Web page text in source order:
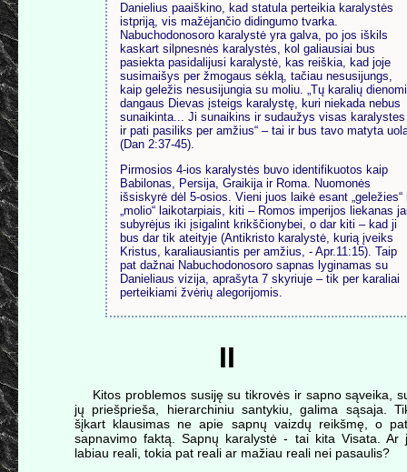
Danielius paaiškino, kad statula perteikia karalystės
istpriją, vis mažėjančio didingumo tvarka.
Nabuchodonosoro karalystė yra galva, po jos iškils
kaskart silpnesnės karalystės, kol galiausiai bus
pasiekta pasidalijusi karalystė, kas reiškia, kad joje
susimaišys per žmogaus sėklą, tačiau nesusijungs,
kaip geležis nesusijungia su moliu. „Tų karalių
dangaus Dievas įsteigs karalystę, kuri niekada nebus
sunaikinta... Ji sunaikins ir sudaužys visas karalystes
ir pati pasiliks per amžius“ – tai ir bus tavo matyta
(Dan 2:37-45).
Pirmosios 4-ios karalystės buvo identifikuotos kaip
Babilonas, Persija, Graikija ir Roma. Nuomonės
išsiskyrė dėl 5-osios. Vieni juos laikė esant „geležies“
„molio“ laikotarpiais, kiti – Romos imperijos liekanas
subyrėjus iki įsigalint krikščionybei, o dar kiti – kad ji
bus dar tik ateityje (Antikristo karalystė, kurią įveiks
Kristus, karaliausiantis per amžius, - Apr.11:15). Taip
pat dažnai Nabuchodonosoro sapnas lyginamas su
Danieliaus vizija, aprašyta 7 skyriuje – tik per karaliai
perteikiami žvėrių alegorijomis.
II
Kitos problemos susiję su tikrovės ir sapno sąveika,
jų priešprieša, hierarchiniu santykiu, galima sąsaja.
šįkart klausimas ne apie sapnų vaizdų reikšmę, o
sapnavimo faktą. Sapnų karalystė - tai kita Visata. Ar
labiau reali, tokia pat reali ar mažiau reali nei pasaulis?